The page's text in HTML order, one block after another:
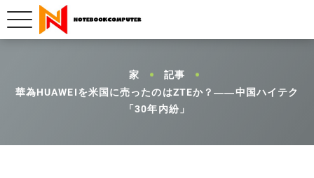
家
記事
華為HUAWEIを米国に売ったのはZTEか？――中国ハイテク
「30年内紛」